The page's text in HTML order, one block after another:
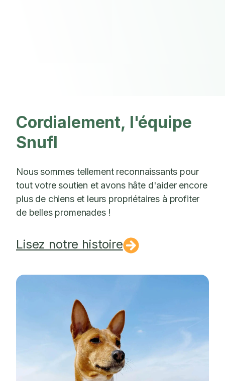
Cordialement, l'équipe
Snufl
Nous sommes tellement reconnaissants pour
tout votre soutien et avons hâte d'aider encore
plus de chiens et leurs propriétaires à profiter
de belles promenades !
Lisez notre histoire